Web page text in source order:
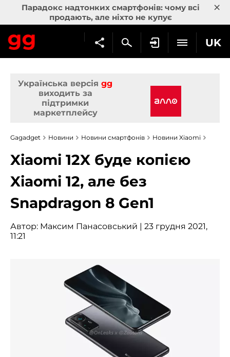
Парадокс надтонких смартфонів: чому всі
продають, але ніхто не купує
×
UK
Українська версія gg
виходить за
підтримки
маркетплейсу
Gagadget Новини Новини смартфонів Новини Xiaomi
Xiaomi 12X буде копією
Xiaomi 12, але без
Snapdragon 8 Gen1
Автор: Максим Панасовський | 23 грудня 2021,
11:21